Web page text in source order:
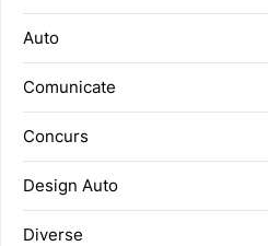
Auto
Comunicate
Concurs
Design Auto
Diverse